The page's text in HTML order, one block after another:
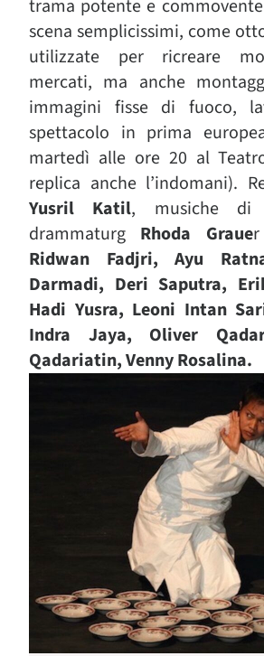
trama potente e
scena semplicissimi, come
utilizzate per ricreare
mercati, ma anche
immagini fisse di fuoco,
spettacolo in prima
martedì alle ore 20 al
replica anche l’indomani).
Yusril Katil, musiche di
drammaturg Rhoda Graue
Ridwan Fadjri, Ayu
Darmadi, Deri Saputra,
Hadi Yusra, Leoni Intan
Indra Jaya, Oliver
Qadariatin, Venny Rosalina.